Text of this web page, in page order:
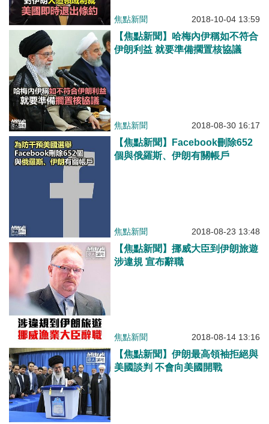
焦點新聞 2018-10-04 13:59
【焦點新聞】哈梅內伊稱如不符合
伊朗利益 就要準備擱置核協議
焦點新聞 2018-08-30 16:17
【焦點新聞】Facebook刪除652
個與俄羅斯、伊朗有關帳戶
焦點新聞 2018-08-23 13:48
【焦點新聞】挪威大臣到伊朗旅遊
涉違規 宣布辭職
焦點新聞 2018-08-14 13:16
【焦點新聞】伊朗最高領袖拒絕與
美國談判 不會向美國開戰